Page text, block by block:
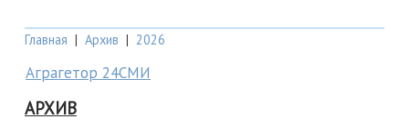
Главная | Архив | 2026
Аграгетор 24СМИ
АРХИВ